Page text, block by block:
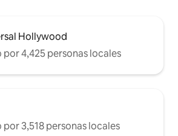
Hollywood
4,425 personas locales
3,518 personas locales